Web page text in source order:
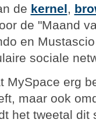
de kernel,
de "Maand
en
sociale
MySpace erg
maar ook
het tweetal dit